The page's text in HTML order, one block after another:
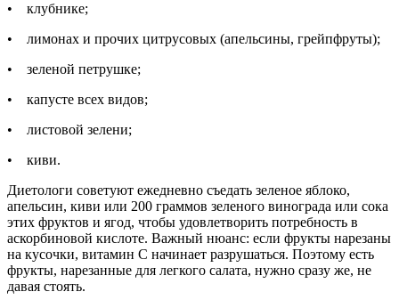
• клубнике;
• лимонах и прочих цитрусовых (апельсины, грейпфруты);
• зеленой петрушке;
• капусте всех видов;
• листовой зелени;
• киви.
Диетологи советуют ежедневно съедать зеленое яблоко,
апельсин, киви или 200 граммов зеленого винограда или сока
этих фруктов и ягод, чтобы удовлетворить потребность в
аскорбиновой кислоте. Важный нюанс: если фрукты нарезаны
на кусочки, витамин С начинает разрушаться. Поэтому есть
фрукты, нарезанные для легкого салата, нужно сразу же, не
давая стоять.